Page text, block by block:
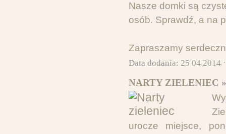
Nasze domki są
osób. Sprawdź, a na
Zapraszamy
Data dodania: 25 04 2014
NARTY ZIELENIEC »
urocze miejsce,